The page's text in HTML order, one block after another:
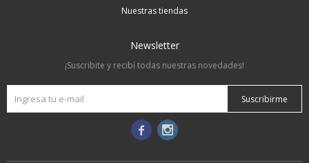
Nuestras tiendas
Newsletter
¡Suscribite y recibí todas nuestras novedades!
Suscribirme
 